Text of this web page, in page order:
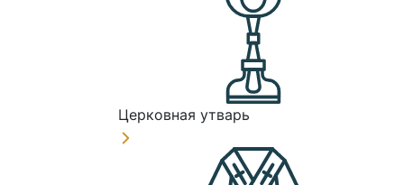
Церковная утварь